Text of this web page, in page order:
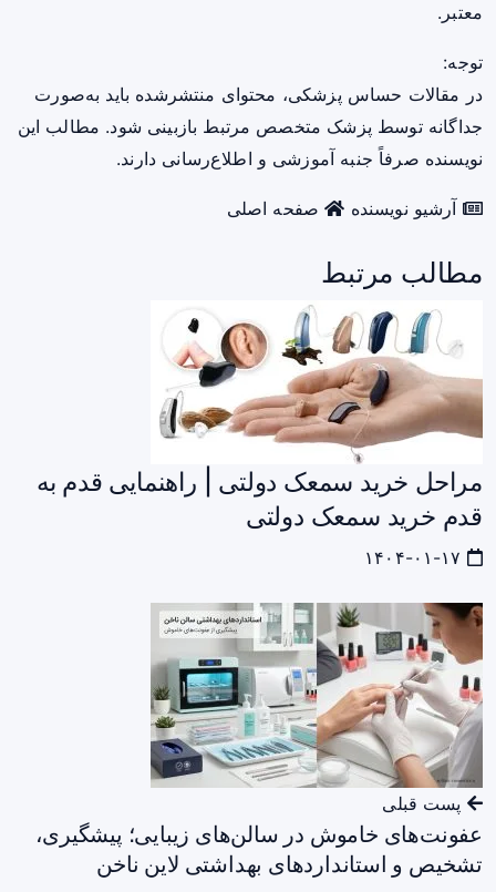
معتبر.
توجه:
در مقالات حساس پزشکی، محتوای منتشرشده باید به‌صورت
جداگانه توسط پزشک متخصص مرتبط بازبینی شود. مطالب این
نویسنده صرفاً جنبه آموزشی و اطلاع‌رسانی دارند.
آرشیو نویسنده صفحه اصلی
مطالب مرتبط
مراحل خرید سمعک دولتی | راهنمایی قدم به
قدم خرید سمعک دولتی
پست قبلی
عفونت‌های خاموش در سالن‌های زیبایی؛ پیشگیری،
تشخیص و استانداردهای بهداشتی لاین ناخن